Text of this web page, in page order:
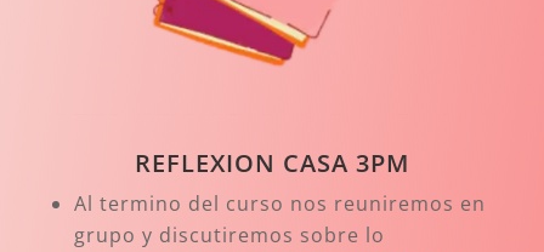
REFLEXION CASA 3PM
Al termino del curso nos reuniremos en
grupo y discutiremos sobre lo